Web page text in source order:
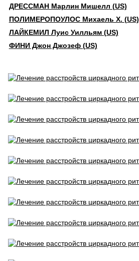
ДРЕССМАН Марлин Мишелл (US)
ПОЛИМЕРОПОУЛОС Михаель Х. (US)
ЛАЙКЕМИЛ Луис Уилльям (US)
ФИНИ Джон Джозеф (US)